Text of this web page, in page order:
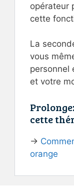
opérateur
cette
La
vous
personnel
et votre
cette
→
orange